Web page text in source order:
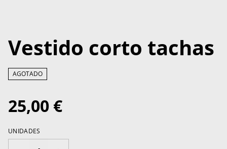
Vestido corto tachas
AGOTADO
25,00 €
UNIDADES